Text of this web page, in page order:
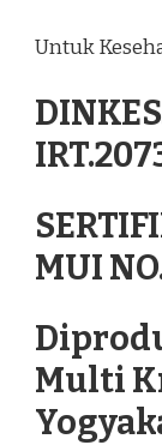
Untuk
MUI
Multi